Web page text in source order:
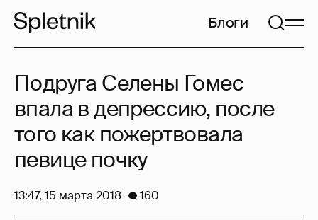
Блоги
Подруга Селены Гомес
впала в депрессию, после
того как пожертвовала
певице почку
13:47, 15 марта 2018 160